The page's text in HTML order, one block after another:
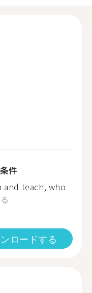
件
teach, who
ロードする